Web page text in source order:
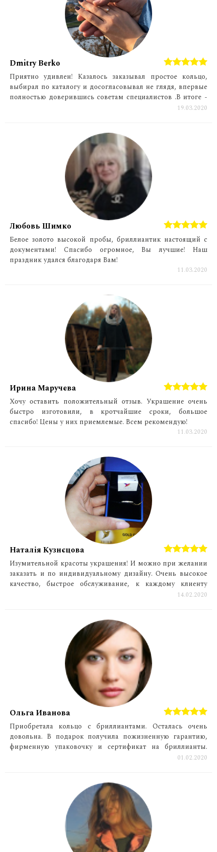
Dmitry Berko
Приятно удивлен! Казалось заказывал простое кольцо,
выбирал по каталогу и досогласовывал не глядя, впервые
полностью доверившись советам специалистов .В итоге -
стопроцентное попадание! Ребята учли мое пожелание
конце концов убедили сделать правильный выбор, что
тоже немаловажно. Прекрасная работа от дизайна до
исполнения. Рекомендую!
19.03.2020
Любовь Шимко
Белое золото высокой пробы, бриллиантик настоящий с
документами! Спасибо огромное, Вы лучшие! Наш
праздник удался благодаря Вам!
11.03.2020
Ирина Маручева
Хочу оставить положительный отзыв. Украшение очень
быстро изготовили, в кротчайшие сроки, большое
спасибо! Цены у них приемлемые. Всем рекомендую!
11.03.2020
Наталія Кузнєцова
Изумительной красоты украшения! И можно при желании
заказать и по индивидуальному дизайну. Очень высокое
качество, быстрое обслуживание, к каждому клиенту
индивидуальный подход. Однозначно рекомендую!14.02.2020
Ольга Иванова
Приобретала кольцо с бриллиантами. Осталась очень
довольна. В подарок получила пожизненную гарантию,
фирменную упаковочку и сертификат на бриллианты.
Благодарна Сергею Шевченко за профессиональную
01.02.2020